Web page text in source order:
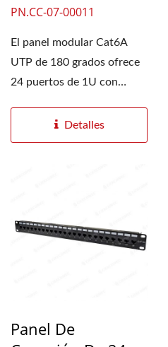
PN.CC-07-00011
El panel modular Cat6A
UTP de 180 grados ofrece
24 puertos de 1U con
Detalles
Panel De